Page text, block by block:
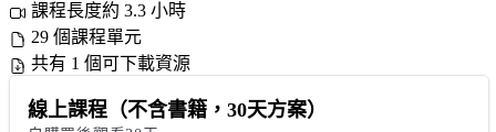
課程長度約 3.3 小時
29 個課程單元
共有 1 個可下載資源
線上課程（不含書籍，30天方案）